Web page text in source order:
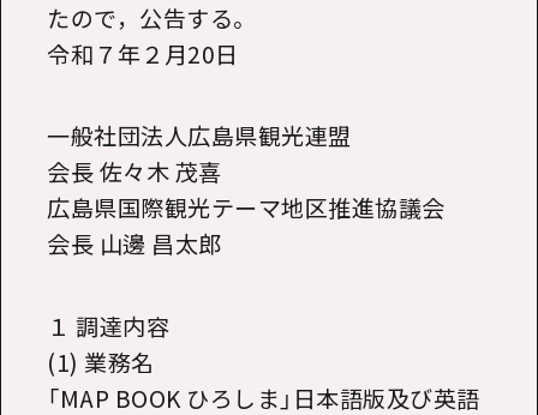
たので，公告する。
令和７年２月20日
一般社団法人広島県観光連盟
会長 佐々木 茂喜
広島県国際観光テーマ地区推進協議会
会長 山邊 昌太郎
１ 調達内容
(1) 業務名
「MAP BOOK ひろしま」日本語版及び英語